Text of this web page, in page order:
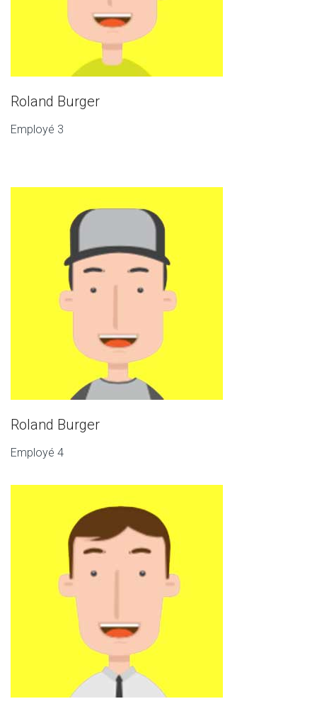
Roland Burger
Employé 3
Roland Burger
Employé 4